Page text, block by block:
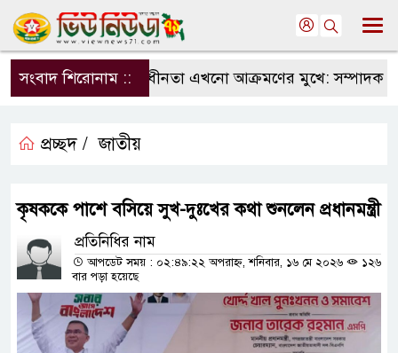
সংবাদ শিরোনাম ::
সংবাদমাধ্যমের স্বাধীনতা এখনো আক্রমণের মুখে: সম্পাদক
প্রচ্ছদ / জাতীয়
কৃষককে পাশে বসিয়ে সুখ-দুঃখের কথা শুনলেন প্রধানমন্ত্রী
প্রতিনিধির নাম
আপডেট সময় : ০২:৪৯:২২ অপরাহ্ন, শনিবার, ১৬ মে ২০২৬
১২৬
বার পড়া হয়েছে